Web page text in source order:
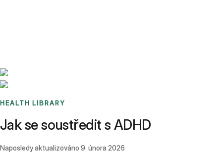
HEALTH LIBRARY
Jak se soustředit s ADHD
Naposledy aktualizováno 9. února 2026